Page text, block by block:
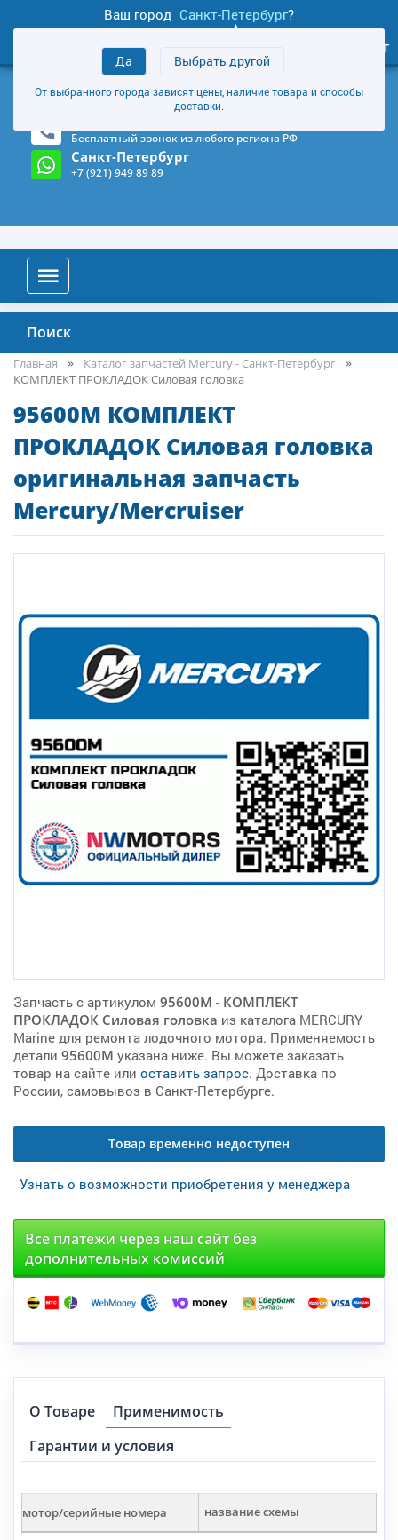
Ваш город Санкт-Петербург?
Да Выбрать другой
От выбранного города зависят цены, наличие товара и способы
доставки.
товаров
Личный кабинет
+7 (921) 949 89 89
Магазин и склад в Санкт-Петербурге (Карта)
Бесплатный звонок из любого региона РФ
Санкт-Петербург
+7 (921) 949 89 89
Поиск
Главная
Каталог запчастей Mercury - Санкт-Петербург
КОМПЛЕКТ ПРОКЛАДОК Силовая головка
95600M КОМПЛЕКТ
ПРОКЛАДОК Силовая головка
оригинальная запчасть
Mercury/Mercruiser
Запчасть с артикулом 95600M - КОМПЛЕКТ
ПРОКЛАДОК Силовая головка из каталога MERCURY
Marine для ремонта лодочного мотора. Применяемость
детали 95600M указана ниже. Вы можете заказать
товар на сайте или оставить запрос. Доставка по
России, самовывоз в Санкт-Петербурге.
Товар временно недоступен
Узнать о возможности приобретения у менеджера
Все платежи через наш сайт без
дополнительных комиссий
О Товаре
Применимость
Гарантии и условия
мотор/серийные номера название схемы